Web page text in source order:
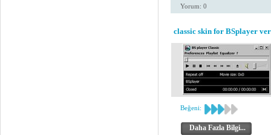
Yorum: 0
classic skin for BSplayer
Beğeni:
Daha Fazla Bilgi...